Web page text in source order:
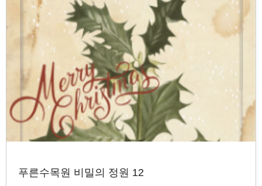
푸른수목원 비밀의 정원 12